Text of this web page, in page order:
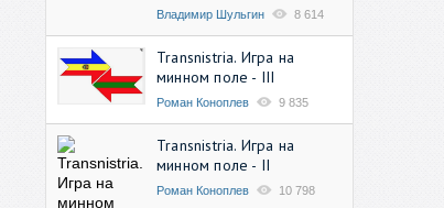
Владимир Шульгин 8 614
Transnistria. Игра на
минном поле - III
Роман Коноплев 9 835
Transnistria. Игра на
минном поле - II
Роман Коноплев 10 798